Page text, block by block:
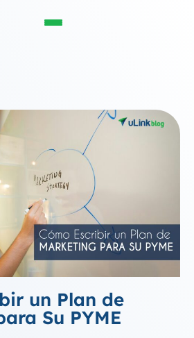
un Plan de
Su PYME